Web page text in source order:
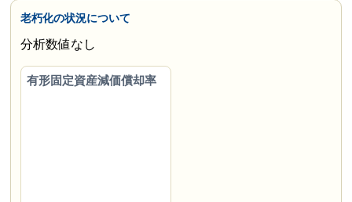
老朽化の状況について
分析数値なし
有形固定資産減価償却率